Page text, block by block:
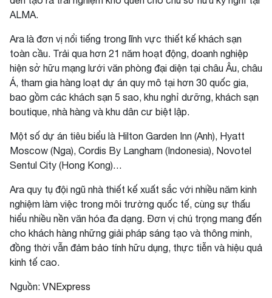
ALMA.
Ara là đơn vị nổi tiếng trong lĩnh vực thiết kế khách sạn
toàn cầu. Trải qua hơn 21 năm hoạt động, doanh nghiệp
hiện sở hữu mạng lưới văn phòng đại diện tại châu Âu, châu
Á, tham gia hàng loạt dự án quy mô tại hơn 30 quốc gia,
bao gồm các khách sạn 5 sao, khu nghỉ dưỡng, khách sạn
boutique, nhà hàng và khu dân cư biệt lập.
Một số dự án tiêu biểu là Hilton Garden Inn (Anh), Hyatt
Moscow (Nga), Cordis By Langham (Indonesia), Novotel
Sentul City (Hong Kong)…
Ara quy tụ đội ngũ nhà thiết kế xuất sắc với nhiều năm kinh
nghiệm làm việc trong môi trường quốc tế, cùng sự thấu
hiểu nhiều nền văn hóa đa dạng. Đơn vị chú trọng mang đến
cho khách hàng những giải pháp sáng tạo và thông minh,
đồng thời vẫn đảm bảo tính hữu dụng, thực tiễn và hiệu quả
kinh tế cao.
Nguồn: VNExpress